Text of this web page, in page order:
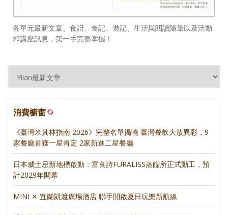
各單元最新文章、食譜、食記、遊記、生活與閱讀隨筆以及活動
和講座訊息，第一手完整掌握！
消費櫥窗
《臺灣米其林指南 2026》完整名單揭曉 臺灣餐飲大放異彩，9
家餐廳首獲一星肯定 2家新進二星餐廳
日本威士忌新地標啟動：富良詩FURALISS蒸餾所正式動工，預
計2029年開幕
MINI ✕ 宜蘭凱渡廣場酒店 聯手開啟夏日玩樂新航線